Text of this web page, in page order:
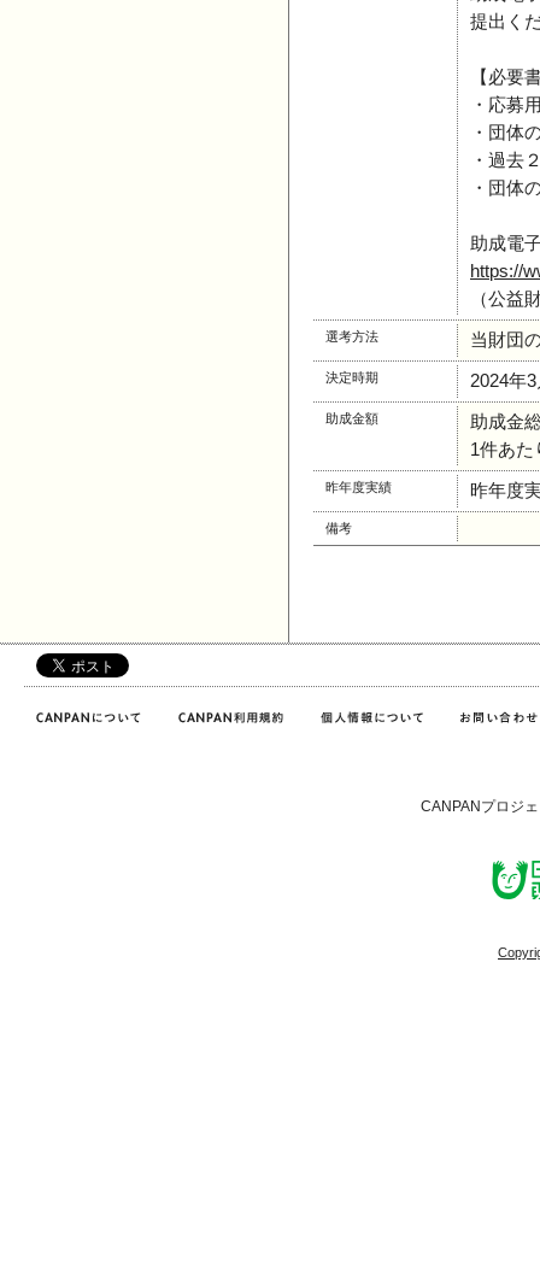
提出く
【必要
・応募
・団体
・過去
・団体
助成電
https://
（公益
選考方法 当財団
決定時期 2024年
助成金額
助成金
1件あた
昨年度実績 昨年度
備考
CANPANプロジ